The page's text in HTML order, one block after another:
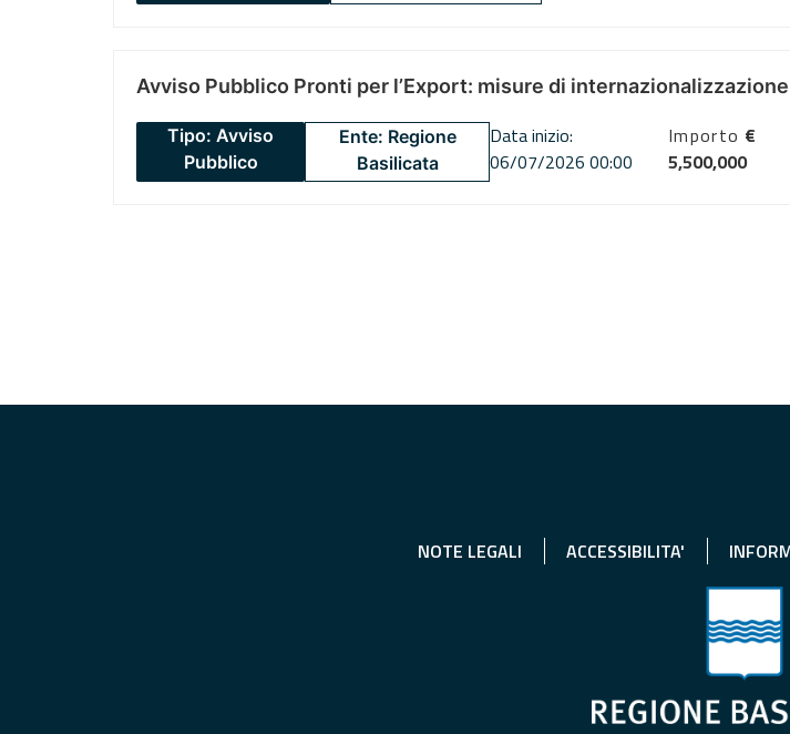
Avviso Pubblico Pronti per l’Export: misure di
Tipo: Avviso
Pubblico
Ente: Regione
Basilicata
Data inizio:
06/07/2026 00:00
Importo €
5,500,000
NOTE LEGALI ACCESSIBILITA'